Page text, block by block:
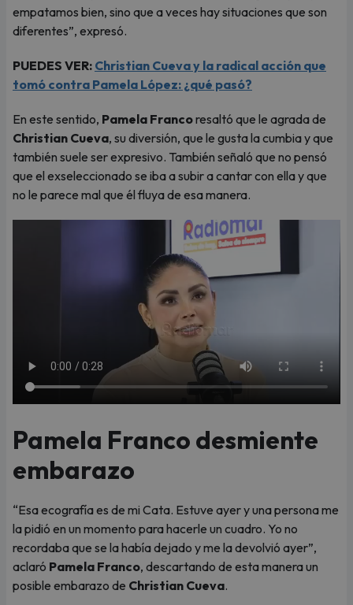
empatamos bien, sino que a veces hay situaciones que son
diferentes”, expresó.
PUEDES VER: Christian Cueva y la radical acción que
tomó contra Pamela López: ¿qué pasó?
En este sentido, Pamela Francoresaltó que le agrada de
Christian Cueva, su diversión, que le gusta la cumbia y que
también suele ser expresivo. También señaló que no pensó
que el exseleccionado se iba a subir a cantar con ella y que
no le parece mal que él fluya de esa manera.
Pamela Franco desmiente
embarazo
“Esa ecografía es de mi Cata. Estuve ayer y una persona me
la pidió en un momento para hacerle un cuadro. Yo no
recordaba que se la había dejado y me la devolvió ayer”,
aclaró Pamela Franco, descartando de esta manera un
posible embarazo de Christian Cueva.